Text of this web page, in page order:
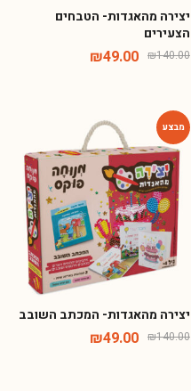
יצירה מהאגדות- הטבחים
הצעירים
₪140.00
₪49.00
יצירה מהאגדות- המכתב השובב
₪140.00
₪49.00